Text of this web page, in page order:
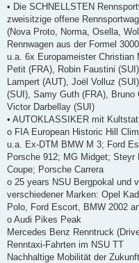
• Die SCHNELLSTEN
zweisitzige offene
(Nova Proto, Norma, Osella,
Rennwagen aus der Formel
u.a. 6x Europameister
Petit (FRA), Robin Faustini
Lampert (AUT), Joël Volluz
(SUI), Samy Guth (FRA), Bruno
Victor Darbellay (SUI)
• AUTOKLASSIKER mit
o FIA European Historic Hill
u.a. Ex-DTM BMW M 3; Ford
Porsche 912; MG Midget;
Coupe; Porsche Carrera
o 25 years NSU Bergpokal und
verschiedener Marken: Opel
Polo, Ford Escort, BMW 2002
o Audi Pikes Peak
Mercedes Benz Renntruck
Renntaxi-Fahrten im NSU TT
Nachhaltige Mobilität der